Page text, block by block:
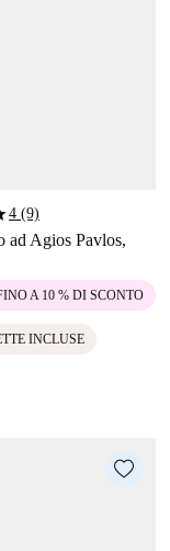
4 (9)
ad Agios Pavlos,
A 10 % DI SCONTO
INCLUSE